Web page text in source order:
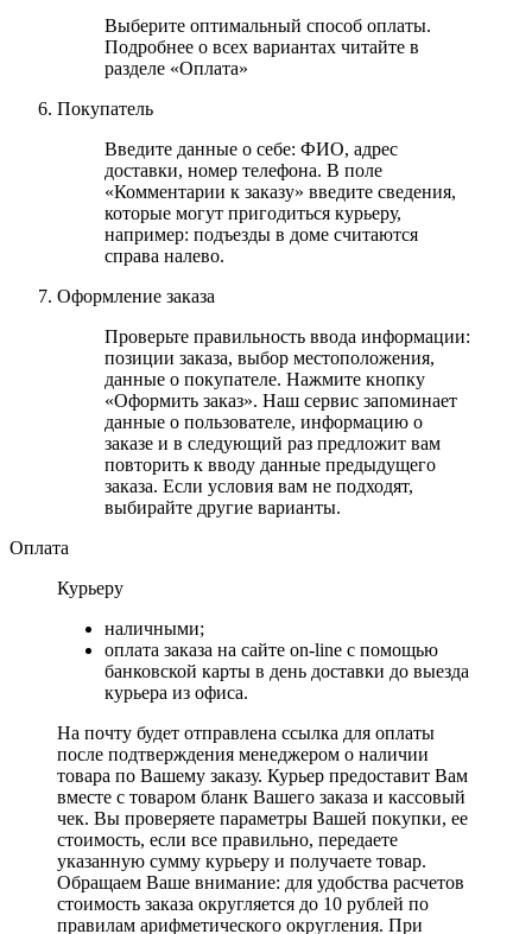
Выберите оптимальный способ оплаты.
Подробнее о всех вариантах читайте в
разделе «Оплата»
Покупатель
Введите данные о себе: ФИО, адрес
доставки, номер телефона. В поле
«Комментарии к заказу» введите сведения,
которые могут пригодиться курьеру,
например: подъезды в доме считаются
справа налево.
Оформление заказа
Проверьте правильность ввода информации:
позиции заказа, выбор местоположения,
данные о покупателе. Нажмите кнопку
«Оформить заказ». Наш сервис запоминает
данные о пользователе, информацию о
заказе и в следующий раз предложит вам
повторить к вводу данные предыдущего
заказа. Если условия вам не подходят,
выбирайте другие варианты.
Оплата
Курьеру
наличными;
оплата заказа на сайте on-line с помощью
банковской карты в день доставки до выезда
курьера из офиса.
На почту будет отправлена ссылка для оплаты
после подтверждения менеджером о наличии
товара по Вашему заказу. Курьер предоставит Вам
вместе с товаром бланк Вашего заказа и кассовый
чек. Вы проверяете параметры Вашей покупки, ее
стоимость, если все правильно, передаете
указанную сумму курьеру и получаете товар.
Обращаем Ваше внимание: для удобства расчетов
стоимость заказа округляется до 10 рублей по
правилам арифметического округления. При